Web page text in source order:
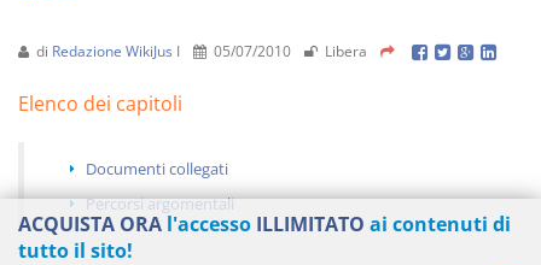
di Redazione WikiJus I 05/07/2010 Libera
Elenco dei capitoli
Documenti collegati
Percorsi argomentali
ACQUISTA ORA l'accesso ILLIMITATO ai contenuti di
tutto il sito!